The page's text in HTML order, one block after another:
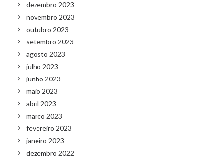
dezembro 2023
novembro 2023
outubro 2023
setembro 2023
agosto 2023
julho 2023
junho 2023
maio 2023
abril 2023
março 2023
fevereiro 2023
janeiro 2023
dezembro 2022